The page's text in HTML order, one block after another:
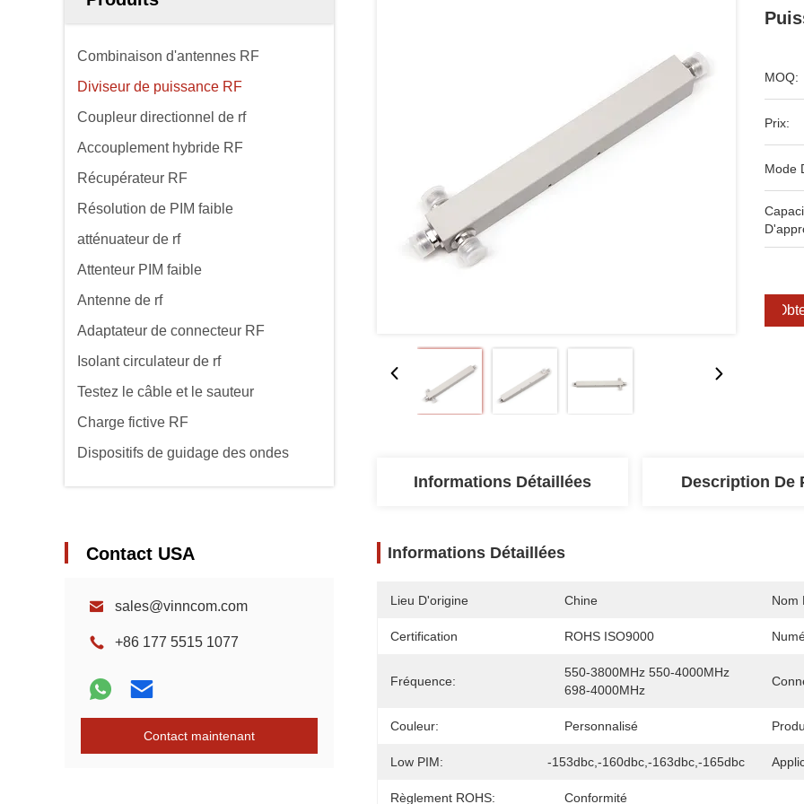
Combinaison d'antennes RF
Diviseur de puissance RF
Coupleur directionnel de rf
Accouplement hybride RF
Récupérateur RF
Résolution de PIM faible
atténuateur de rf
Attenteur PIM faible
Antenne de rf
Adaptateur de connecteur RF
Isolant circulateur de rf
Testez le câble et le sauteur
Charge fictive RF
Dispositifs de guidage des ondes
Contact USA
sales@vinncom.com
+86 177 5515 1077
Contact maintenant
MOQ:
Prix:
Mode
Informations Détaillées Description De
Informations Détaillées
Lieu D'origine Chine Nom
Certification ROHS ISO9000
Fréquence:
550-3800MHz 550-4000MHz
698-4000MHz
Couleur: Personnalisé
Low PIM: -153dbc,-160dbc,-163dbc,-165dbc
Règlement ROHS: Conformité